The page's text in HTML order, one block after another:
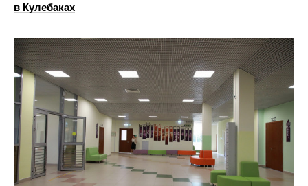
в Кулебаках